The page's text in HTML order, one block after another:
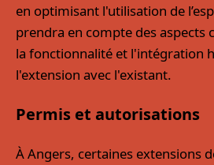
en optimisant l'utilisation de
prendra en compte des aspects
la fonctionnalité et l'intégration
l'extension avec l'existant.
Permis et autorisations
À Angers, certaines extensions